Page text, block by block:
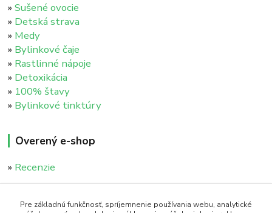
»Sušené ovocie
» Detská strava
» Medy
» Bylinkové čaje
» Rastlinné nápoje
» Detoxikácia
» 100% štavy
» Bylinkové tinktúry
Overený e-shop
» Recenzie
Pre základnú funkčnosť, spríjemnenie používania webu, analytické